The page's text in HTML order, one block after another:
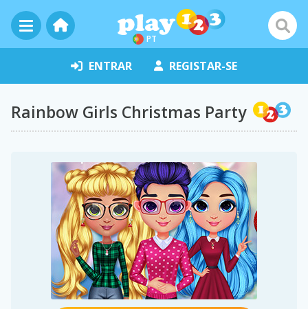
PT
ENTRAR REGISTAR-SE
Rainbow Girls Christmas Party